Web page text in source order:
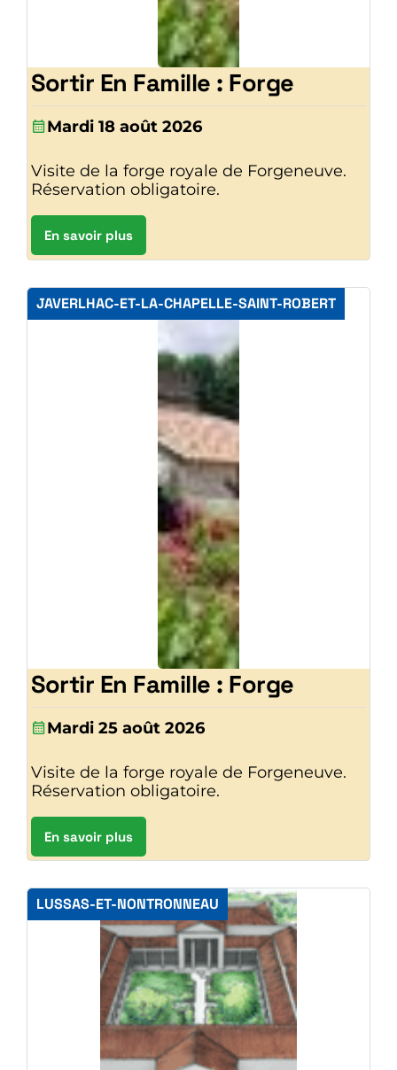
Sortir En Famille : Forge
Mardi 18 août 2026
Visite de la forge royale de Forgeneuve.
Réservation obligatoire.
En savoir plus
JAVERLHAC-ET-LA-CHAPELLE-SAINT-ROBERT
Sortir En Famille : Forge
Mardi 25 août 2026
Visite de la forge royale de Forgeneuve.
Réservation obligatoire.
En savoir plus
LUSSAS-ET-NONTRONNEAU